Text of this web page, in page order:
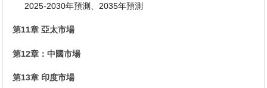
2025-2030年預測、2035年預測
第11章 亞太市場
第12章：中國市場
第13章 印度市場